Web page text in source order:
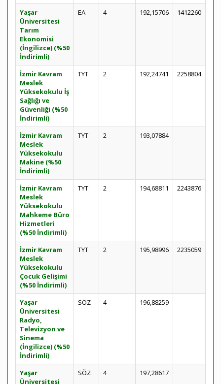
Yaşar
Üniversitesi
Tarım
Ekonomisi
(İngilizce) (%50
İndirimli)
EA 4 192,15706 1412260
İzmir Kavram
Meslek
Yüksekokulu İş
Sağlığı ve
Güvenliği (%50
İndirimli)
TYT 2 192,24741 2258804
İzmir Kavram
Meslek
Yüksekokulu
Makine (%50
İndirimli)
TYT 2 193,07884
İzmir Kavram
Meslek
Yüksekokulu
Mahkeme Büro
Hizmetleri
(%50 İndirimli)
TYT 2 194,68811 2243876
İzmir Kavram
Meslek
Yüksekokulu
Çocuk Gelişimi
(%50 İndirimli)
TYT 2 195,98996 2235059
Yaşar
Üniversitesi
Radyo,
Televizyon ve
Sinema
(İngilizce) (%50
İndirimli)
SÖZ 4 196,88259
Yaşar
Üniversitesi
SÖZ 4 197,28617